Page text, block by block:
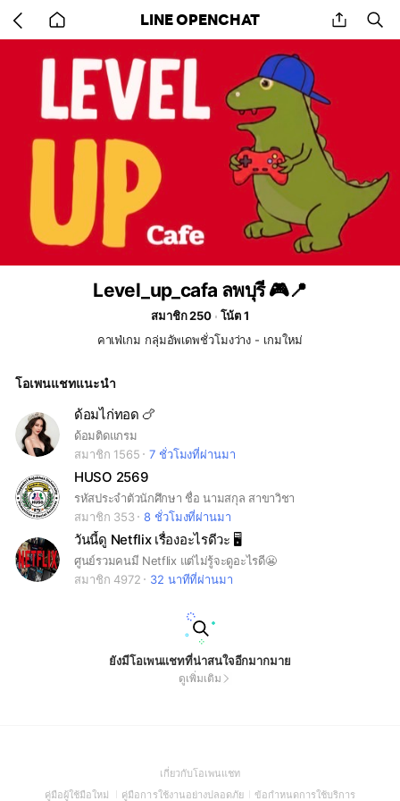
back
to
home
LINE OPENCHAT share
Level_up_cafa ลพบุรี 🎮📍
สมาชิก 250
โน้ต 1
คาเฟ่เกม กลุ่มอัพเดพชั่วโมงว่าง - เกมใหม่
โอเพนแชทแนะนำ
ด้อมไก่ทอด 🍗
ด้อมติดแกรม
สมาชิก 1565
7 ชั่วโมงที่ผ่านมา
HUSO 2569
รหัสประจำตัวนักศึกษา ชื่อ นามสกุล สาขาวิชา
สมาชิก 353
8 ชั่วโมงที่ผ่านมา
วันนี้ดู Netflix เรื่องอะไรดีวะ 🖥
ศูนย์รวมคนมี Netflix แต่ไม่รู้จะดูอะไรดี😬
สมาชิก 4972
32 นาทีที่ผ่านมา
ยังมีโอเพนแชทที่น่าสนใจอีกมากมาย
ดูเพิ่มเติม
เกี่ยวกับโอเพนแชท(Open
in
คู่มือผู้ใช้มือใหม่ (Open
คู่มือการใช้งานอย่างปลอดภัย(Open
ข้อกำหนดการใช้บริการ(Open